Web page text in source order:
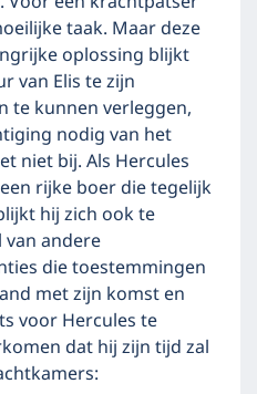
taak. Maar deze
oplossing blijkt
van Elis te zijn
te kunnen verleggen,
nodig van het
niet bij. Als Hercules
rijke boer die tegelijk
hij zich ook te
andere
die toestemmingen
met zijn komst en
voor Hercules te
dat hij zijn tijd zal